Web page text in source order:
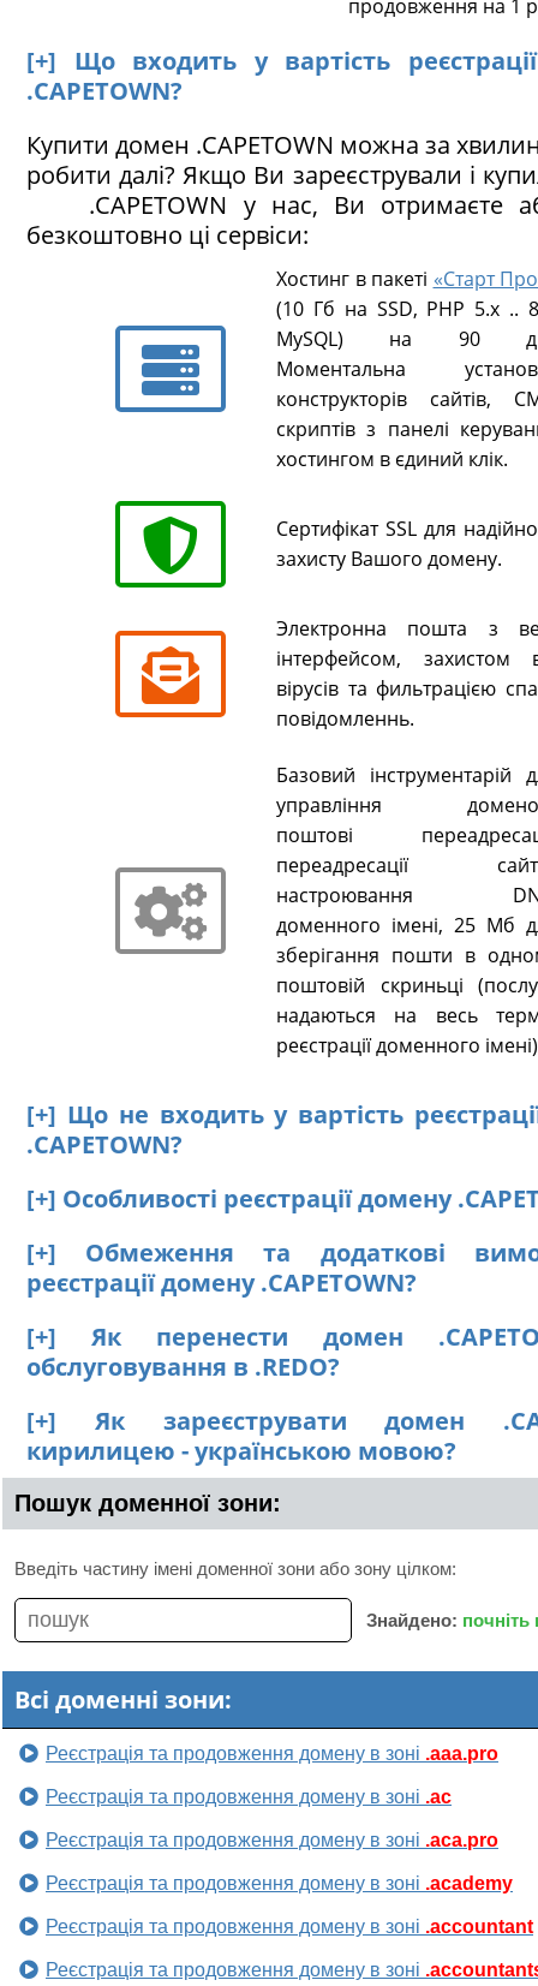
продовження на 1
[+] Що входить у вартість
.CAPETOWN?
Купити домен .CAPETOWN можна за
робити далі? Якщо Ви зареєстрували і
.CAPETOWN у нас, Ви отримаєте
безкоштовно ці сервіси:
Хостинг в пакеті «Старт
(10 Гб на SSD, PHP 5.х ..
MySQL) на 90
Моментальна
конструкторів сайтів,
скриптів з панелі
хостингом в єдиний клік.
Сертифікат SSL для
захисту Вашого домену.
Электронна пошта з
інтерфейсом, захистом
вірусів та фильтрацією
повідомленнь.
Базовий інструментарій
управління
поштові
переадресації
настроювання
доменного імені, 25 Мб
зберігання пошти в
поштовій скриньці
надаються на весь
реєстрації доменного
[+] Що не входить у вартість
.CAPETOWN?
[+] Особливості реєстрації домену
[+] Обмеження та додаткові
реєстрації домену .CAPETOWN?
[+] Як перенести домен
обслуговування в .REDO?
[+] Як зареєструвати домен
кирилицею - українською мовою?
Пошук доменної зони:
Введіть частину імені доменної зони або зону цілком:
Знайдено:
Всі доменні зони:
Реєстрація та продовження домену в зоні .aaa.pro
Реєстрація та продовження домену в зоні .ac
Реєстрація та продовження домену в зоні .aca.pro
Реєстрація та продовження домену в зоні .academy
Реєстрація та продовження домену в зоні .accountant
Реєстрація та продовження домену в зоні